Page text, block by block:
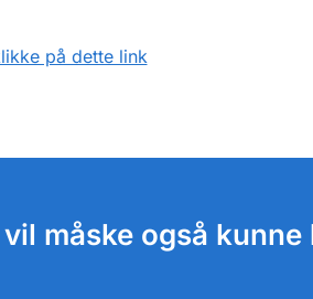
på dette link
vil måske også kunne